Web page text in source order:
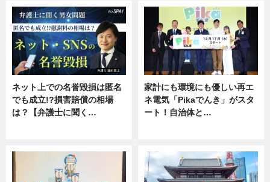
ネット上での名誉毀損は匿名
でも成立!?損害賠償の相場
は？【弁護士に聞く…
家計にも環境にも優しい再エ
ネ電気「Pikaでんき」がスタ
ート！自治体と…